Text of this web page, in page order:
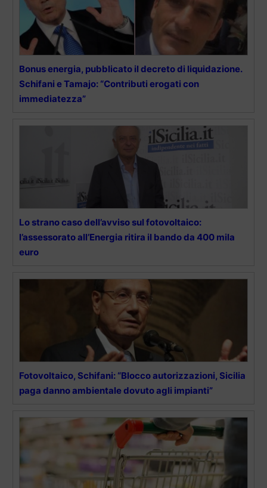
Bonus energia, pubblicato il decreto di liquidazione.
Schifani e Tamajo: “Contributi erogati con
immediatezza”
Lo strano caso dell’avviso sul fotovoltaico:
l’assessorato all’Energia ritira il bando da 400 mila
euro
Fotovoltaico, Schifani: “Blocco autorizzazioni, Sicilia
paga danno ambientale dovuto agli impianti”